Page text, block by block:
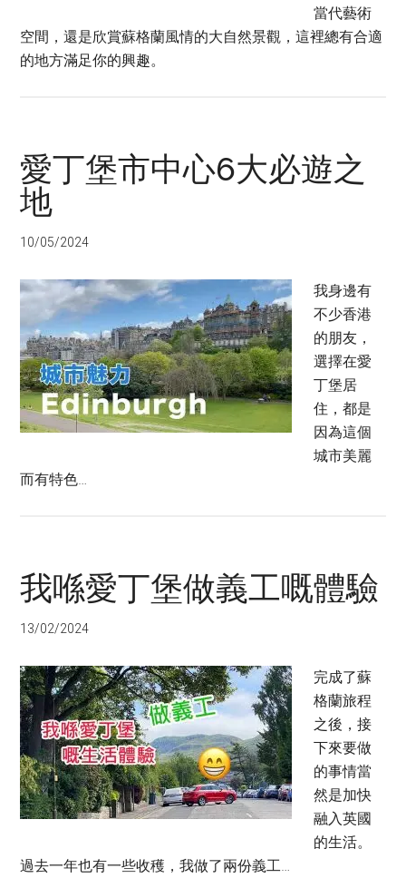
當代藝術
空間，還是欣賞蘇格蘭風情的大自然景觀，這裡總有合適
的地方滿足你的興趣。
愛丁堡市中心6大必遊之
地
10/05/2024
我身邊有
不少香港
的朋友，
選擇在愛
丁堡居
住，都是
因為這個
城市美麗
而有特色…
我喺愛丁堡做義工嘅體驗
13/02/2024
完成了蘇
格蘭旅程
之後，接
下來要做
的事情當
然是加快
融入英國
的生活。
過去一年也有一些收穫，我做了兩份義工…